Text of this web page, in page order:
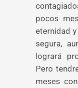
pocos
eternidad y
segura,
logrará
Pero
meses